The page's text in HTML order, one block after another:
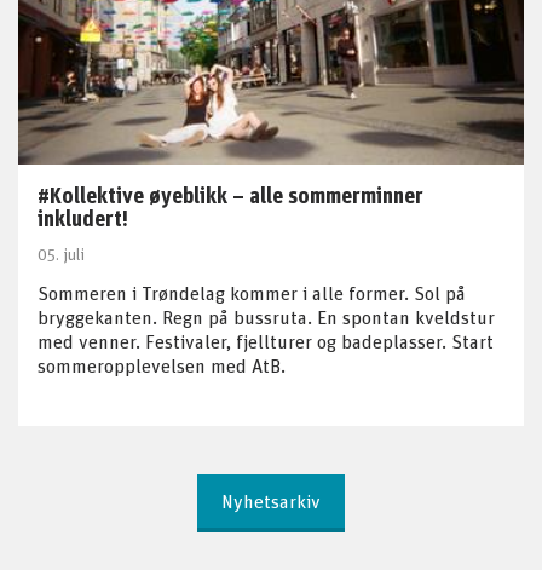
#Kollektive øyeblikk – alle sommerminner
inkludert!
05. juli
Sommeren i Trøndelag kommer i alle former. Sol på
bryggekanten. Regn på bussruta. En spontan kveldstur
med venner. Festivaler, fjellturer og badeplasser. Start
sommeropplevelsen med AtB.
Nyhetsarkiv